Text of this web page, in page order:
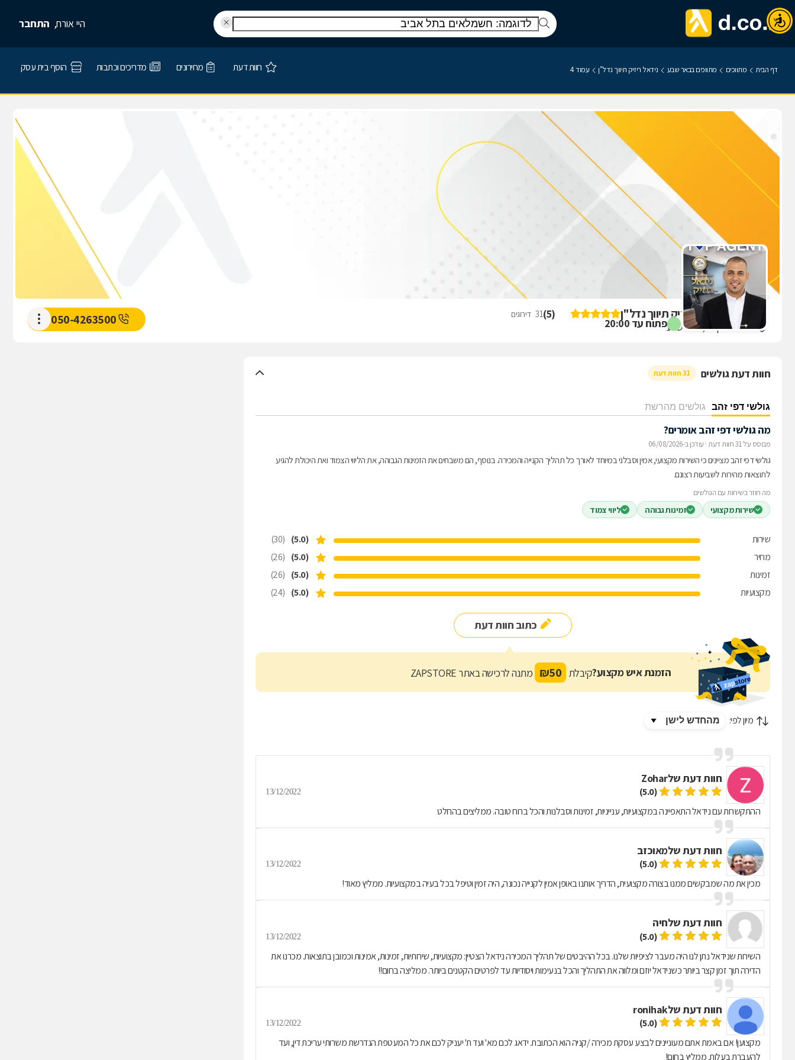
היי אורח, התחבר
דף הבית מתווכים מתווכים בבאר שבע נידאל ריזיק תיווך נדל"ן עמוד 4 חוות דעת מחירונים מדריכים וכתבות הוסף בית עסק
פתוח עד 20:00
ביקורת על נידאל ריזיק תיווך נדל"ן (
5
)
31 דירוגים
נפחא יצחק 25, באר שבע 050-4263500
חוות דעת גולשים 31 חוות דעת
גולשי דפי זהב גולשים מהרשת
מה גולשי דפי זהב אומרים?
מבוסס על 31 חוות דעת · עודכן ב-06/08/2026
גולשי דפי זהב מציינים כי השירות מקצועי, אמין וסבלני במיוחד לאורך כל תהליך הקנייה והמכירה. בנוסף, הם משבחים את הזמינות הגבוהה, את הליווי הצמוד ואת היכולת להגיע
לתוצאות מהירות לשביעות רצונם.
מה חוזר בשיחות עם הגולשים
שירות מקצועי זמינות גבוהה ליווי צמוד
שירות (5.0)
(30)
מחיר
(5.0)
(26)
זמינות
(5.0)
(26)
מקצועיות
(5.0)
(24)
כתוב חוות דעת
הזמנת איש מקצוע?קיבלת 50
₪ מתנה לרכישה באתר ZAPSTORE
מיון לפי:
חוות דעת שלZohar
(5.0)
13/12/2022
ההתקשרות עם נידאל התאפיינה במקצועיות, ענייניות, זמינות וסבלנות והכל ברוח טובה. ממליצים בהחלט
חוות דעת שלמאוכזב
(5.0)
13/12/2022
מכין את מה שמבקשים ממנו בצורה מקצועית, הדריך אותנו באופן אמין לקנייה נכונה, היה זמין וטיפל בכל בעיה במקצועיות. ממליץ מאוד!
חוות דעת שלחיה
(5.0)
13/12/2022
השירות שנידאל נתן לנו היה מעבר לציפיות שלנו. בכל ההיבטים של תהליך המכירה נידאל הצטיין: מקצועיות, שירותיות, זמינות, אמינות וכמובן בתוצאות. מכרנו את
הדירה תוך זמן קצר ביותר כשנידאל יוזם ומלווה את התהליך והכל בנעימות ויסודיות עד לפרטים הקטנים ביותר. ממליצה בחום!!
חוות דעת שלronihak
(5.0)
13/12/2022
מקצוען! אם באמת אתם מעוניינים לבצע עסקת מכירה /קניה הוא הכתובת. ידאג לכם מא' ועד ת' יעניק לכם את כל המעטפת הנדרשת משרותי עריכת דין, ועד
להעברת בעלות. ממליץ בחום!